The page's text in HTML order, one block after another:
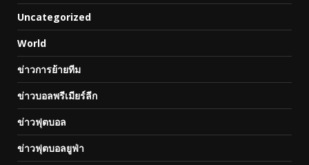
Uncategorized
World
ข่าวการย้ายทีม
ข่าวบอลพรีเมียร์ลีก
ข่าวฟุตบอล
ข่าวฟุตบอลยูฟ่า